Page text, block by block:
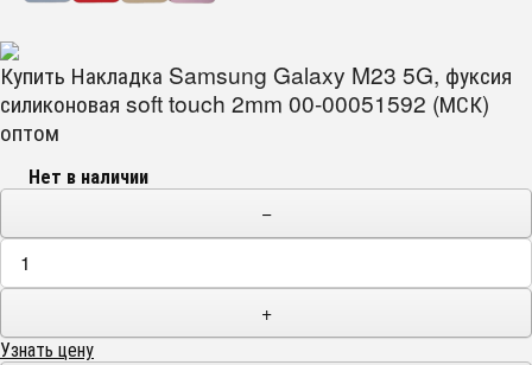
Купить Накладка Samsung Galaxy M23 5G, фуксия
силиконовая soft touch 2mm 00-00051592 (МСК)
оптом
Нет в наличии
−
+
Узнать цену